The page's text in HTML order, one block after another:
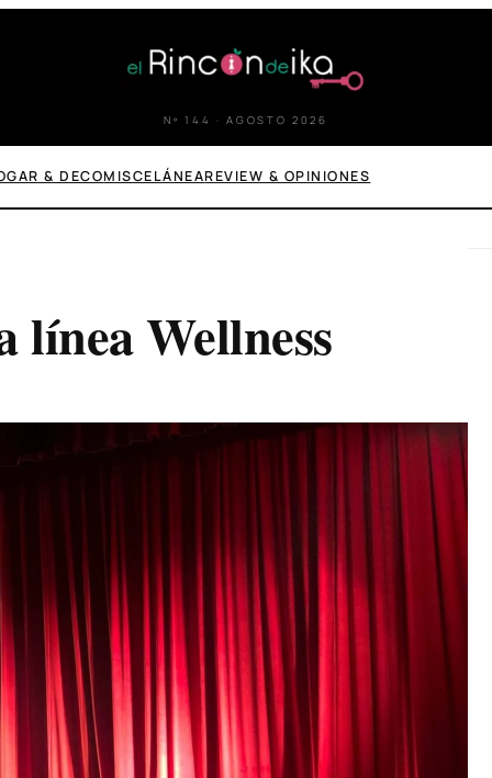
Nº 144 · AGOSTO 2026
& DECOMISCELÁNEAREVIEW & OPINIONES
Wellness